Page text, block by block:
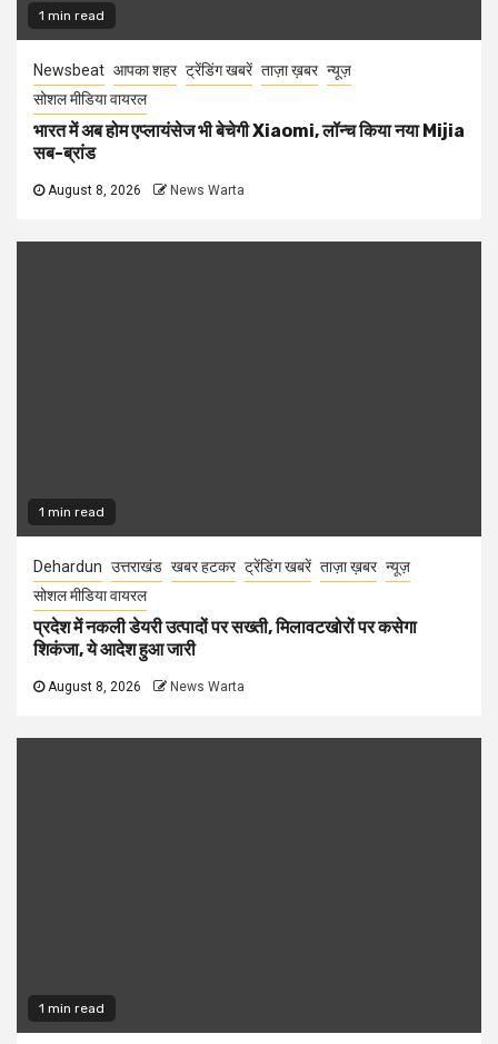
1 min read
Newsbeat आपका शहर ट्रेंडिंग खबरें ताज़ा ख़बर न्यूज़
सोशल मीडिया वायरल
भारत में अब होम एप्लायंसेज भी बेचेगी Xiaomi, लॉन्च किया नया Mijia
सब-ब्रांड
August 8, 2026 News Warta
1 min read
Dehardun उत्तराखंड खबर हटकर ट्रेंडिंग खबरें ताज़ा ख़बर न्यूज़
सोशल मीडिया वायरल
प्रदेश में नकली डेयरी उत्पादों पर सख्ती, मिलावटखोरों पर कसेगा
शिकंजा, ये आदेश हुआ जारी
August 8, 2026 News Warta
1 min read